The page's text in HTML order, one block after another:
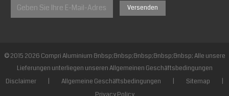
© 2015 2026 Compri Aluminium &nbsp;&nbsp;&nbsp;&nbsp;&nbsp; Alle unsere
Lieferungen unterliegen unseren Allgemeinen Geschäftsbedingungen
Disclaimer
Allgemeine Geschäftsbedingungen Sitemap